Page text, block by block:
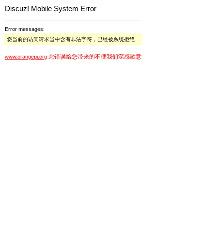
Discuz! Mobile System Error
Error messages:
您当前的访问请求当中含有非法字符，已经被系统拒绝
www.orangepi.org 此错误给您带来的不便我们深感歉意